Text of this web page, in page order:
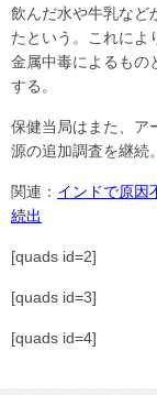
飲んだ水や牛乳など
たという。これによ
金属中毒によるもの
する。
保健当局はまた、ア
源の追加調査を継続。
関連： インドで原
続出
[quads id=2]
[quads id=3]
[quads id=4]